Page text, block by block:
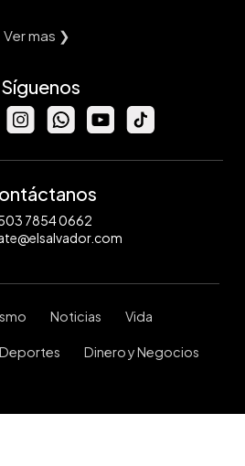
Ver mas ❯
Síguenos
7854 0662
Noticias Vida
Deportes Dinero y Negocios